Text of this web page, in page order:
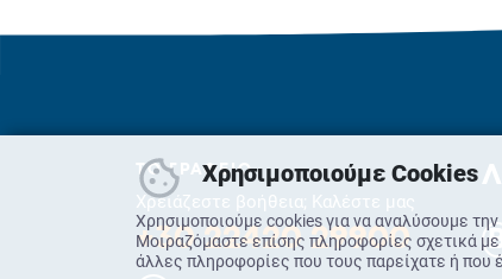
ΤΟ ΓΡΑΦΕΙΟ
Χρειάζεστε βοήθεια; Καλέστε μας
+30 22420 29900
Χρησιμοποιούμε Cookies
Χρησιμοποιούμε cookies για να αναλύσουμε
Μοιραζόμαστε επίσης πληροφορίες σχετικά
άλλες πληροφορίες που τους παρείχατε ή